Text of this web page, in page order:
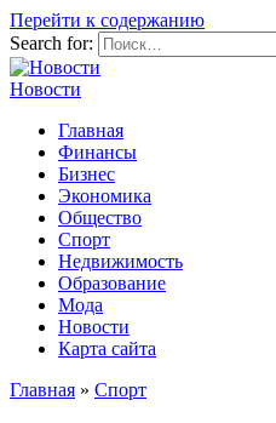
Перейти к содержанию
Search for:
Новости
Главная
Финансы
Бизнес
Экономика
Общество
Спорт
Недвижимость
Образование
Мода
Новости
Карта сайта
Главная » Спорт